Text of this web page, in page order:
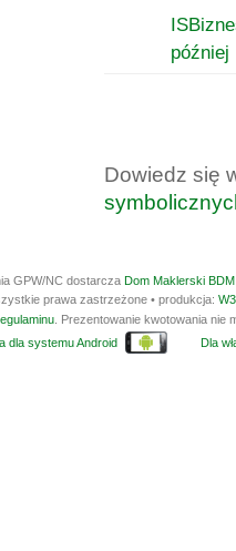
później
Dowiedz się
GPW/NC dostarcza Dom Maklerski
prawa zastrzeżone • produkcja:
. Prezentowanie kwotowania nie
dla systemu Android Dla